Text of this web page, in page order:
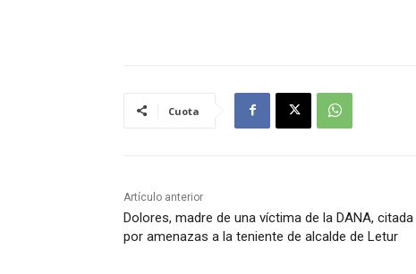
Cuota
Artículo anterior
Dolores, madre de una víctima de la DANA, citada
por amenazas a la teniente de alcalde de Letur